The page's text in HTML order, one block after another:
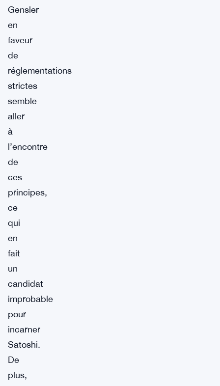
Gensler
en
faveur
de
réglementations
strictes
semble
aller
à
l’encontre
de
ces
principes,
ce
qui
en
fait
un
candidat
improbable
pour
incarner
Satoshi.
De
plus,